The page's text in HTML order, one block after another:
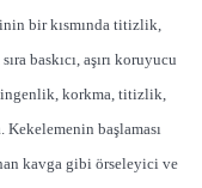
bir kısmında titizlik,
baskıcı, aşırı koruyucu
korkma, titizlik,
başlaması
kavga gibi örseleyici ve